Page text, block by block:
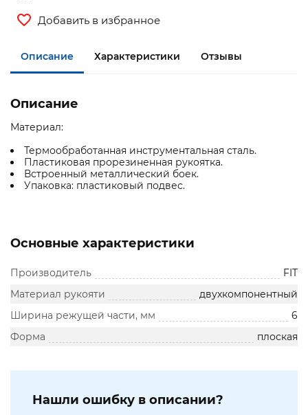
Добавить в избранное
Описание Характеристики Отзывы
Описание
Материал:
Термообработанная инструментальная сталь.
Пластиковая прорезиненная рукоятка.
Встроенный металлический боек.
Упаковка: пластиковый подвес.
Основные характеристики
Производитель
FIT
Материал рукояти
двухкомпонентный
Ширина режущей части, мм
6
Форма
плоская
Нашли ошибку в описании?